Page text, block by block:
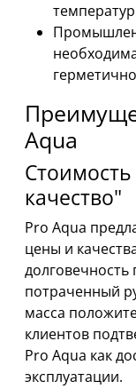
Aqua
качество"
Pro Aqua
цены и
потраченный
масса
клиентов
Pro Aqua как
эксплуатации.